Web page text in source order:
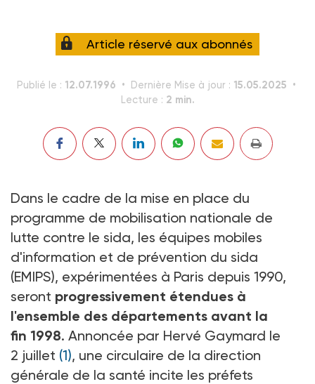
Article réservé aux abonnés
Publié le : 12.07.1996 Dernière Mise à jour : 15.05.2025
Lecture : 2 min.
Dans le cadre de la mise en place du
programme de mobilisation nationale de
lutte contre le sida, les équipes mobiles
d'information et de prévention du sida
(EMIPS), expérimentées à Paris depuis 1990,
seront progressivement étendues à
l'ensemble des départements avant la
fin 1998. Annoncée par Hervé Gaymard le
2 juillet (1), une circulaire de la direction
générale de la santé incite les préfets